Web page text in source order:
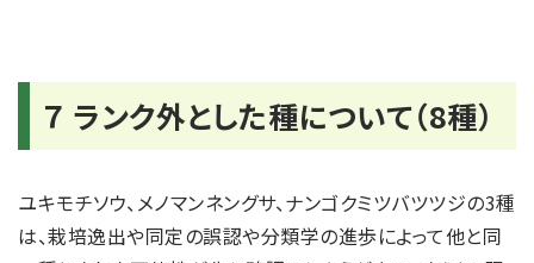
７ ランク外とした種について（8種）
ユキモチソウ、メノマンネングサ、ナンゴクミツバツツジの3種
は、栽培逸出や同定の誤認や分類学の進歩によって他と同